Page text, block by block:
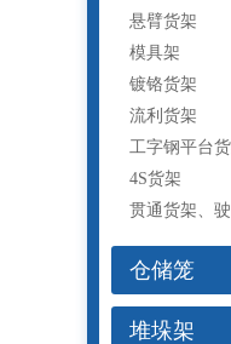
悬臂货架
模具架
镀铬货架
流利货架
工字钢平台
4S货架
仓储笼
堆垛架